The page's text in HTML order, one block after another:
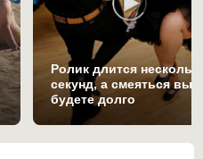
Ролик длится
секунд, а смеяться вы
будете долго